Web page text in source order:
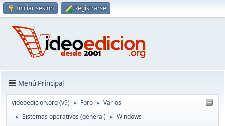
Iniciar sesión Registrarse
Menú Principal
videoedicion.org (v9) ► Foro ► Varios
► Sistemas operativos (general) ► Windows